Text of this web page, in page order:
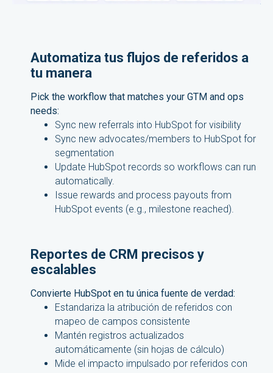
Automatiza tus flujos de referidos a
tu manera
Pick the workflow that matches your GTM and ops
needs:
Sync new referrals into HubSpot for visibility
Sync new advocates/members to HubSpot for
segmentation
Update HubSpot records so workflows can run
automatically.
Issue rewards and process payouts from
HubSpot events (e.g., milestone reached).
Reportes de CRM precisos y
escalables
Convierte HubSpot en tu única fuente de verdad:
Estandariza la atribución de referidos con
mapeo de campos consistente
Mantén registros actualizados
automáticamente (sin hojas de cálculo)
Mide el impacto impulsado por referidos con